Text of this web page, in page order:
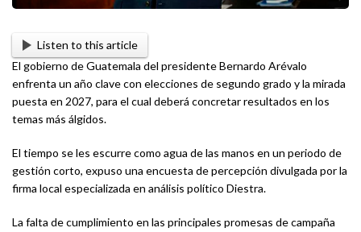
Listen to this article
El gobierno de Guatemala del presidente Bernardo Arévalo
enfrenta un año clave con elecciones de segundo grado y la mirada
puesta en 2027, para el cual deberá concretar resultados en los
temas más álgidos.
El tiempo se les escurre como agua de las manos en un periodo de
gestión corto, expuso una encuesta de percepción divulgada por la
firma local especializada en análisis político Diestra.
La falta de cumplimiento en las principales promesas de campaña